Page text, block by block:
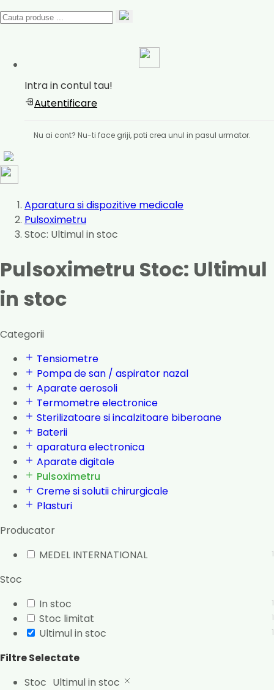
Intra in contul tau!
Autentificare
Nu ai cont? Nu-ti face griji, poti crea unul in pasul urmator.
Aparatura si dispozitive medicale
Pulsoximetru
Stoc: Ultimul in stoc
Pulsoximetru Stoc: Ultimul
in stoc
Categorii
Tensiometre
Pompa de san / aspirator nazal
Aparate aerosoli
Termometre electronice
Sterilizatoare si incalzitoare biberoane
Baterii
aparatura electronica
Aparate digitale
Pulsoximetru
Creme si solutii chirurgicale
Plasturi
Producator
MEDEL INTERNATIONAL
1
Stoc
In stoc
1
Stoc limitat 1
Ultimul in stoc 1
Filtre Selectate
Stoc Ultimul in stoc